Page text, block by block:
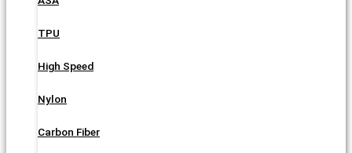
TPU
High Speed
Nylon
Carbon Fiber